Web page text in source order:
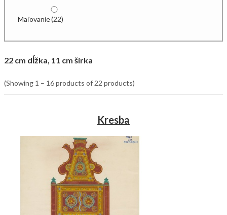
Maľovanie(22)
22 cm dĺžka, 11 cm šírka
(Showing 1 – 16 products of 22 products)
Kresba